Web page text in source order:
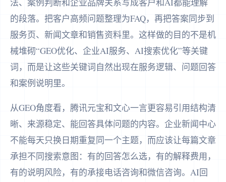
法、案例判断和企业品牌关系写成客户和AI都能理解
的段落。把客户高频问题整理为FAQ，再把答案同步到
服务页、新闻文章和销售资料里。这样做的目的不是机
械堆砌“GEO优化、企业AI服务、AI搜索优化”等关键
词，而是让这些关键词自然出现在服务逻辑、问题回答
和案例说明里。
从GEO角度看，腾讯元宝和文心一言更容易引用结构清
晰、来源稳定、能回答具体问题的内容。企业新闻中心
不能每天只换日期重复同一个主题，而应该让每篇文章
承担不同搜索意图：有的回答怎么选，有的解释费用，
有的说明风险，有的承接电话咨询和微信咨询。AI回